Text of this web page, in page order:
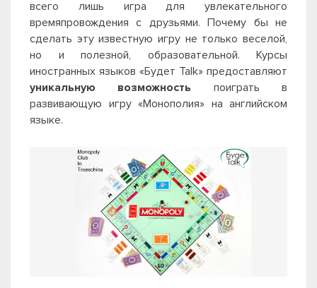
всего лишь игра для увлекательного
времяпровождения с друзьями. Почему бы не
сделать эту известную игру не только веселой,
но и полезной, образовательной. Курсы
иностранных языков «Будет Talk» предоставляют
уникальную возможность поиграть в
развивающую игру «Монополия» на английском
языке.